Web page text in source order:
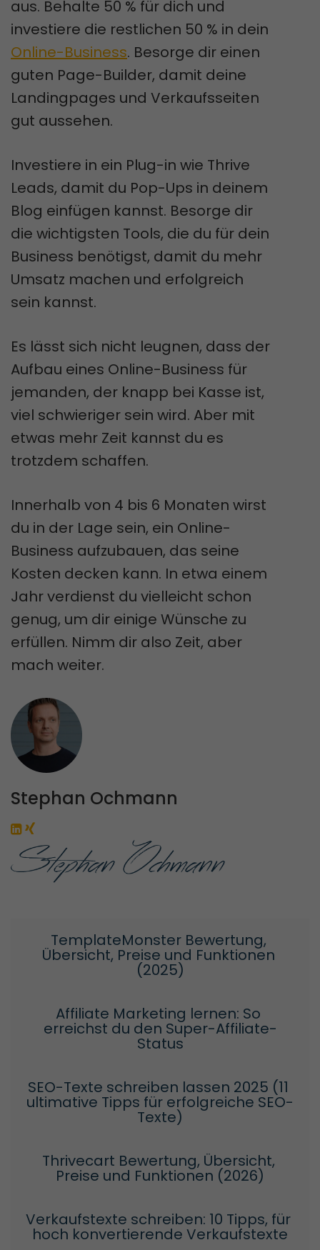
aus. Behalte 50 % für dich und
investiere die restlichen 50 % in dein
Online-Business. Besorge dir einen
guten Page-Builder, damit deine
Landingpages und Verkaufsseiten
gut aussehen.
Investiere in ein Plug-in wie Thrive
Leads, damit du Pop-Ups in deinem
Blog einfügen kannst. Besorge dir
die wichtigsten Tools, die du für dein
Business benötigst, damit du mehr
Umsatz machen und erfolgreich
sein kannst.
Es lässt sich nicht leugnen, dass der
Aufbau eines Online-Business für
jemanden, der knapp bei Kasse ist,
viel schwieriger sein wird. Aber mit
etwas mehr Zeit kannst du es
trotzdem schaffen.
Innerhalb von 4 bis 6 Monaten wirst
du in der Lage sein, ein Online-
Business aufzubauen, das seine
Kosten decken kann. In etwa einem
Jahr verdienst du vielleicht schon
genug, um dir einige Wünsche zu
erfüllen. Nimm dir also Zeit, aber
mach weiter.
Stephan Ochmann
TemplateMonster Bewertung,
Übersicht, Preise und Funktionen
(2025)
Affiliate Marketing lernen: So
erreichst du den Super-Affiliate-
Status
SEO-Texte schreiben lassen 2025 (11
ultimative Tipps für erfolgreiche SEO-
Texte)
Thrivecart Bewertung, Übersicht,
Preise und Funktionen (2026)
Verkaufstexte schreiben: 10 Tipps, für
hoch konvertierende Verkaufstexte